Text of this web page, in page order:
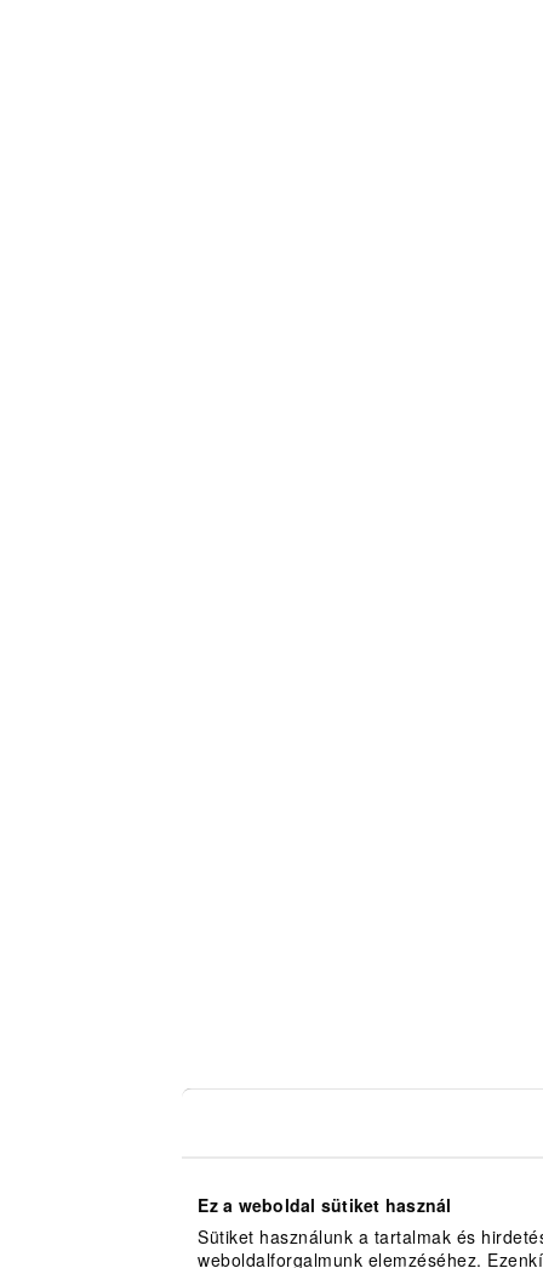
Ez a weboldal sütiket használ
Sütiket használunk a tartalmak és
weboldalforgalmunk elemzéséhez.